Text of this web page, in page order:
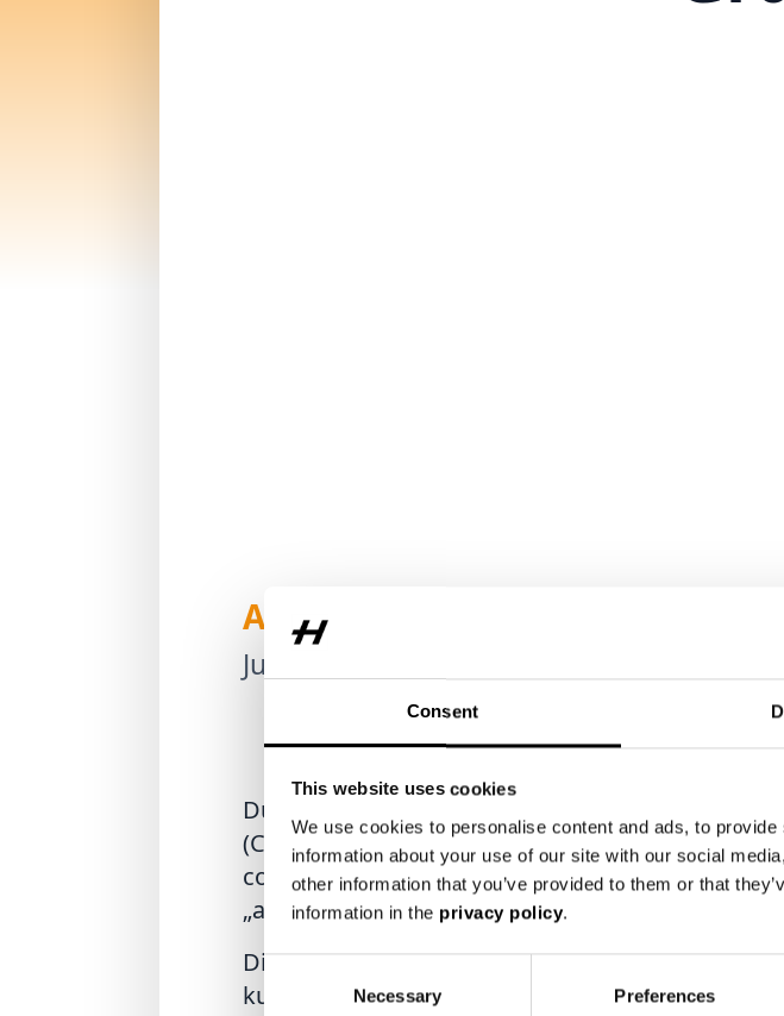
Consent
This website uses cookies
We use cookies to personalise content and ads, to
information about your use of our site with our social
other information that you’ve provided to them or that
information in the privacy policy.
Consent
Necessary Preferences
Autor:
Julia Muhr
Durch ökoinnovative Investitionen, u.a. in ein
(Carbon-) Leichtbauteile und einer neuartigen
components an ihrem Standort in Sankt
„alles aus einer Hand“.
Die steigenden Ansprüche an Qualität,
kundenseitig oder seitens der Gesetzgebung -